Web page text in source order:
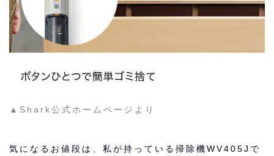
▲Shark公式ホームページより
気になるお値段は、私が持っている掃除機WV405Jで